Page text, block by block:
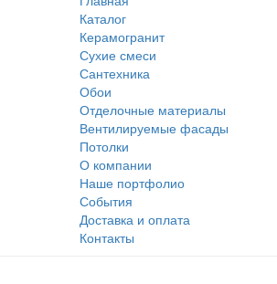
Каталог
Керамогранит
Сухие смеси
Сантехника
Обои
Отделочные материалы
Вентилируемые фасады
Потолки
О компании
Наше портфолио
События
Доставка и оплата
Контакты